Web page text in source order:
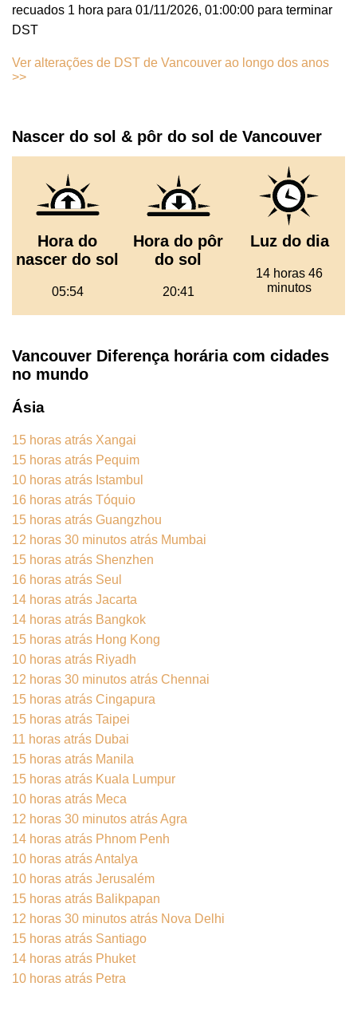
recuados 1 hora para 01/11/2026, 01:00:00 para terminar
DST
Ver alterações de DST de Vancouver ao longo dos anos
>>
Nascer do sol & pôr do sol de Vancouver
Hora do
nascer do sol
05:54
Hora do pôr
do sol
20:41
Luz do dia
14 horas 46
minutos
Vancouver Diferença horária com cidades
no mundo
Ásia
15 horas atrás Xangai
15 horas atrás Pequim
10 horas atrás Istambul
16 horas atrás Tóquio
15 horas atrás Guangzhou
12 horas 30 minutos atrás Mumbai
15 horas atrás Shenzhen
16 horas atrás Seul
14 horas atrás Jacarta
14 horas atrás Bangkok
15 horas atrás Hong Kong
10 horas atrás Riyadh
12 horas 30 minutos atrás Chennai
15 horas atrás Cingapura
15 horas atrás Taipei
11 horas atrás Dubai
15 horas atrás Manila
15 horas atrás Kuala Lumpur
10 horas atrás Meca
12 horas 30 minutos atrás Agra
14 horas atrás Phnom Penh
10 horas atrás Antalya
10 horas atrás Jerusalém
15 horas atrás Balikpapan
12 horas 30 minutos atrás Nova Delhi
15 horas atrás Santiago
14 horas atrás Phuket
10 horas atrás Petra